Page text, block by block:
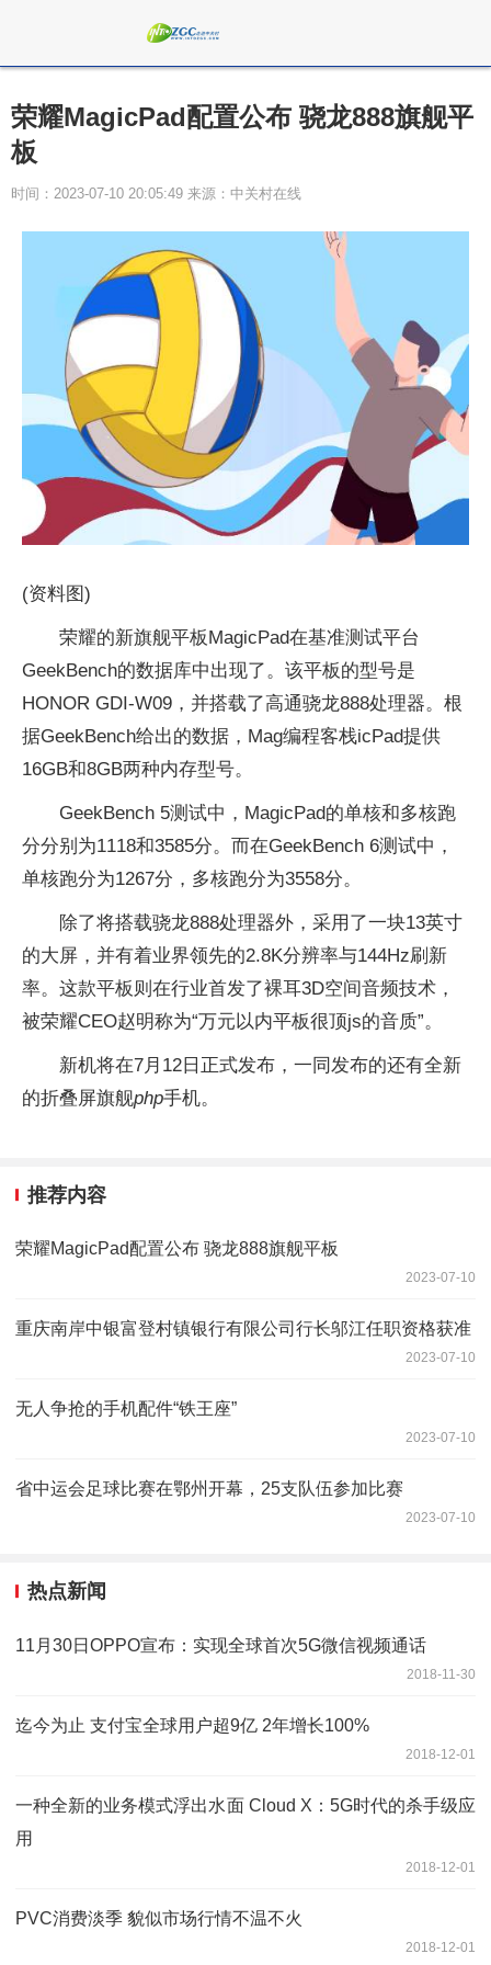
荣耀MagicPad配置公布 骁龙888旗舰平
板
时间：2023-07-10 20:05:49 来源：中关村在线
(资料图)
荣耀的新旗舰平板MagicPad在基准测试平台
GeekBench的数据库中出现了。该平板的型号是
HONOR GDI-W09，并搭载了高通骁龙888处理器。根
据GeekBench给出的数据，Mag编程客栈icPad提供
16GB和8GB两种内存型号。
GeekBench 5测试中，MagicPad的单核和多核跑
分分别为1118和3585分。而在GeekBench 6测试中，
单核跑分为1267分，多核跑分为3558分。
除了将搭载骁龙888处理器外，采用了一块13英寸
的大屏，并有着业界领先的2.8K分辨率与144Hz刷新
率。这款平板则在行业首发了裸耳3D空间音频技术，
被荣耀CEO赵明称为“万元以内平板很顶js的音质”。
新机将在7月12日正式发布，一同发布的还有全新
的折叠屏旗舰php手机。
推荐内容
荣耀MagicPad配置公布 骁龙888旗舰平板
2023-07-10
重庆南岸中银富登村镇银行有限公司行长邬江任职资格获准
2023-07-10
无人争抢的手机配件“铁王座”
2023-07-10
省中运会足球比赛在鄂州开幕，25支队伍参加比赛
2023-07-10
热点新闻
11月30日OPPO宣布：实现全球首次5G微信视频通话
2018-11-30
迄今为止 支付宝全球用户超9亿 2年增长100%
2018-12-01
一种全新的业务模式浮出水面 Cloud X：5G时代的杀手级应
用
2018-12-01
PVC消费淡季 貌似市场行情不温不火
2018-12-01